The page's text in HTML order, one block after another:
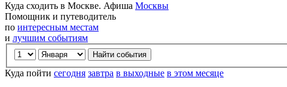
Куда сходить в Москве. Афиша Москвы
Помощник и путеводитель
по интересным местам
и лучшим событиям
Куда пойти сегодня завтра в выходные в этом месяце